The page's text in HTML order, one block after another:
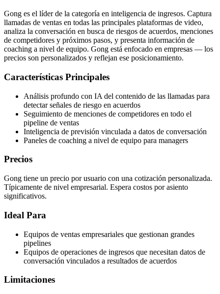
Gong es el líder de la categoría en inteligencia de ingresos. Captura
llamadas de ventas en todas las principales plataformas de video,
analiza la conversación en busca de riesgos de acuerdos, menciones
de competidores y próximos pasos, y presenta información de
coaching a nivel de equipo. Gong está enfocado en empresas — los
precios son personalizados y reflejan ese posicionamiento.
Características Principales
Análisis profundo con IA del contenido de las llamadas para
detectar señales de riesgo en acuerdos
Seguimiento de menciones de competidores en todo el
pipeline de ventas
Inteligencia de previsión vinculada a datos de conversación
Paneles de coaching a nivel de equipo para managers
Precios
Gong tiene un precio por usuario con una cotización personalizada.
Típicamente de nivel empresarial. Espera costos por asiento
significativos.
Ideal Para
Equipos de ventas empresariales que gestionan grandes
pipelines
Equipos de operaciones de ingresos que necesitan datos de
conversación vinculados a resultados de acuerdos
Limitaciones